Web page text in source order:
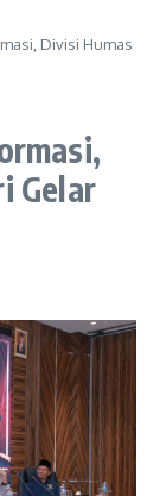
Divisi Humas
Gelar